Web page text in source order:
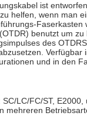
ist
helfen, wenn man
Faserkasten
benutzt um zu
des
Verfügbar
und in den
LC/FC/ST, E2000,
mehreren